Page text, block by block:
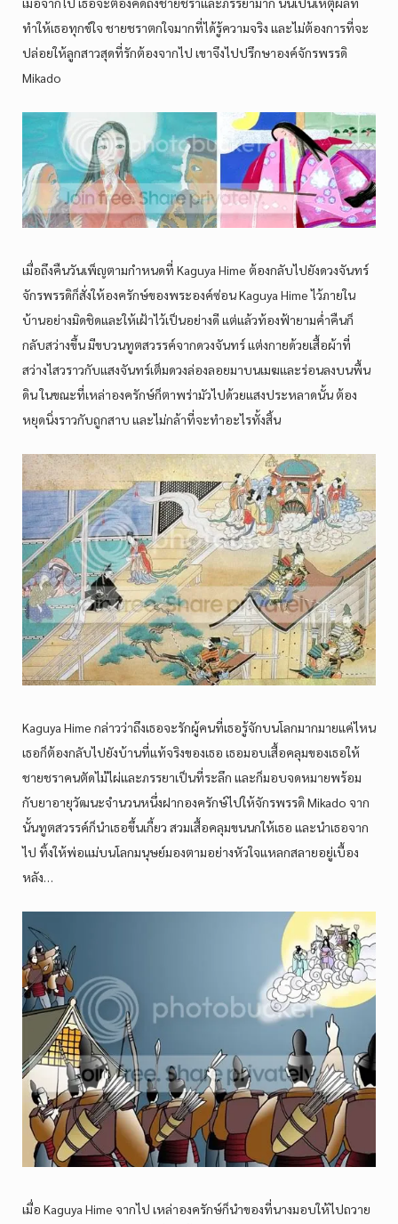
ทำให้เธอทุกข์ใจ ชายชราตกใจมากที่ได้รู้ความจริง และไม่ต้องการที่จะ
ปล่อยให้ลูกสาวสุดที่รักต้องจากไป เขาจึงไปปรึกษาองค์จักรพรรดิ
Mikado
เมื่อถึงคืนวันเพ็ญตามกำหนดที่ Kaguya Hime ต้องกลับไปยังดวงจันทร์
จักรพรรดิก็สั่งให้องครักษ์ของพระองค์ซ่อน Kaguya Hime ไว้ภายใน
บ้านอย่างมิดชิดและให้เฝ้าไว้เป็นอย่างดี แต่แล้วท้องฟ้ายามค่ำคืนก็
กลับสว่างขึ้น มีขบวนทูตสวรรค์จากดวงจันทร์ แต่งกายด้วยเสื้อผ้าที่
สว่างไสวราวกับแสงจันทร์เต็มดวงล่องลอยมาบนเมฆและร่อนลงบนพื้น
ดิน ในขณะที่เหล่าองครักษ์ก็ตาพร่ามัวไปด้วยแสงประหลาดนั้น ต้อง
หยุดนิ่งราวกับถูกสาบ และไม่กล้าที่จะทำอะไรทั้งสิ้น
Kaguya Hime กล่าวว่าถึงเธอจะรักผู้คนที่เธอรู้จักบนโลกมากมายแค่ไหน
เธอก็ต้องกลับไปยังบ้านที่แท้จริงของเธอ เธอมอบเสื้อคลุมของเธอให้
ชายชราคนตัดไม้ไผ่และภรรยาเป็นที่ระลึก และก็มอบจดหมายพร้อม
กับยาอายุวัฒนะจำนวนหนึ่งฝากองครักษ์ไปให้จักรพรรดิ Mikado จาก
นั้นทูตสวรรค์ก็นำเธอขึ้นเกี้ยว สวมเสื้อคลุมขนนกให้เธอ และนำเธอจาก
ไป ทิ้งให้พ่อแม่บนโลกมนุษย์มองตามอย่างหัวใจแหลกสลายอยู่เบื้อง
หลัง…
เมื่อ Kaguya Hime จากไป เหล่าองครักษ์ก็นำของที่นางมอบให้ไปถวาย